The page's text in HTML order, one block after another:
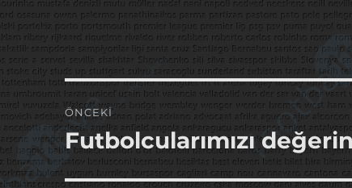
Yazı
gezinmesi
ÖNCEKI
Önceki
yazı:
Futbolcularımızı